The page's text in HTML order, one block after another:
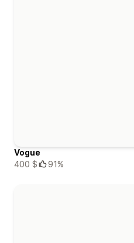
Vogue
400 $
91%